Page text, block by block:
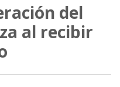
del
al recibir